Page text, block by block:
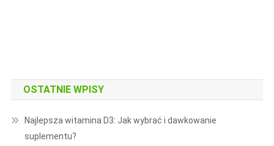
OSTATNIE WPISY
Najlepsza witamina D3: Jak wybrać i dawkowanie
suplementu?